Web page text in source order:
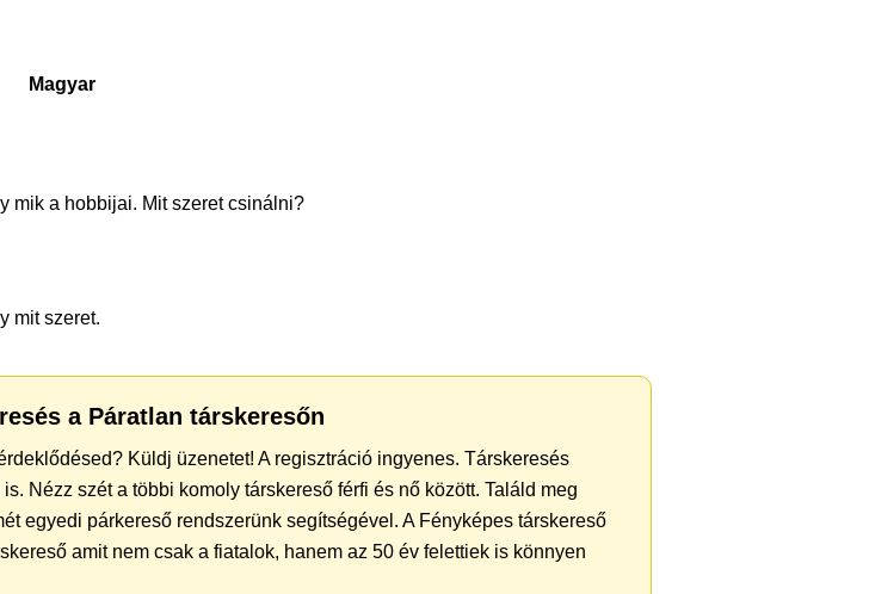
Magyar
mik a hobbijai. Mit szeret csinálni?
mit szeret.
a Páratlan társkeresőn
Küldj üzenetet! A regisztráció ingyenes. Társkeresés
Nézz szét a többi komoly társkereső férfi és nő között. Találd meg
egyedi párkereső rendszerünk segítségével. A Fényképes társkereső
amit nem csak a fiatalok, hanem az 50 év felettiek is könnyen